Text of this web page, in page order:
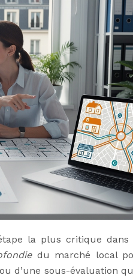
la plus critique
du marché local
d’une sous-évaluation